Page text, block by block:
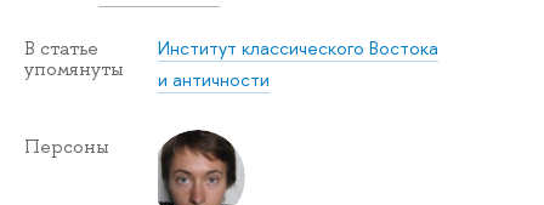
В статье
упомянуты
Институт классического Востока
и античности
Персоны